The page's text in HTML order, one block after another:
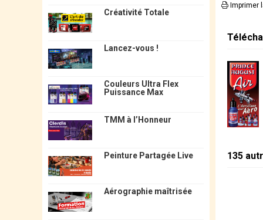
Créativité Totale
Lancez-vous !
Couleurs Ultra Flex
Puissance Max
TMM à l’Honneur
Peinture Partagée Live
Aérographie maîtrisée
Imprimer
135